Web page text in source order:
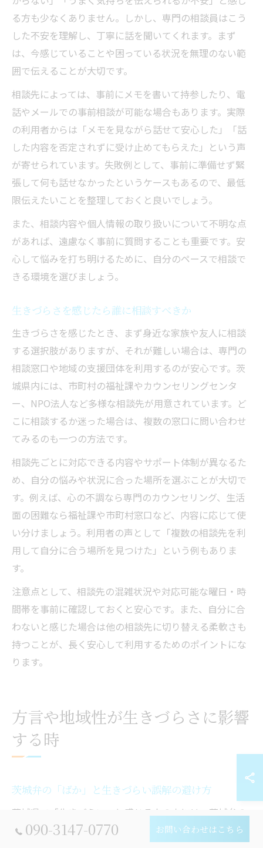
る方も少なくありません。しかし、専門の相談員はこう
した不安を理解し、丁寧に話を聞いてくれます。まず
は、今感じていることや困っている状況を無理のない範
囲で伝えることが大切です。
相談先によっては、事前にメモを書いて持参したり、電
話やメールでの事前相談が可能な場合もあります。実際
の利用者からは「メモを見ながら話せて安心した」「話
した内容を否定されずに受け止めてもらえた」という声
が寄せられています。失敗例として、事前に準備せず緊
張して何も話せなかったというケースもあるので、最低
限伝えたいことを整理しておくと良いでしょう。
また、相談内容や個人情報の取り扱いについて不明な点
があれば、遠慮なく事前に質問することも重要です。安
心して悩みを打ち明けるために、自分のペースで相談で
きる環境を選びましょう。
生きづらさを感じたら誰に相談すべきか
生きづらさを感じたとき、まず身近な家族や友人に相談
する選択肢がありますが、それが難しい場合は、専門の
相談窓口や地域の支援団体を利用するのが安心です。茨
城県内には、市町村の福祉課やカウンセリングセンタ
ー、NPO法人など多様な相談先が用意されています。ど
こに相談するか迷った場合は、複数の窓口に問い合わせ
てみるのも一つの方法です。
相談先ごとに対応できる内容やサポート体制が異なるた
め、自分の悩みや状況に合った場所を選ぶことが大切で
す。例えば、心の不調なら専門のカウンセリング、生活
面の困難なら福祉課や市町村窓口など、内容に応じて使
い分けましょう。利用者の声として「複数の相談先を利
用して自分に合う場所を見つけた」という例もありま
す。
注意点として、相談先の混雑状況や対応可能な曜日・時
間帯を事前に確認しておくと安心です。また、自分に合
わないと感じた場合は他の相談先に切り替える柔軟さも
持つことが、長く安心して利用するためのポイントにな
ります。
方言や地域性が生きづらさに影響
する時
茨城弁の「ばか」と生きづらい誤解の避け方
茨城県で「生きづらい」と感じる人の中には、茨城弁の
「ばか」という言葉に戸惑う方が少なくありません。茨
090-3147-0770 お問い合わせはこちら